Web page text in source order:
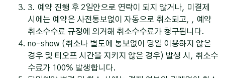
3. 예약 진행 후 2일안으로 연락이 되지 않거나, 미결제
시에는 예약은 사전통보없이 자동으로 취소되고, , 예약
취소수수료 규정에 의거해 취소수수료가 청구됩니다.
no-show (취소나 별도에 통보없이 당일 이용하지 않은
경우 및 티오프 시간을 지키지 않은 경우) 발생 시, 취소수
수료가 100% 발생합니다.